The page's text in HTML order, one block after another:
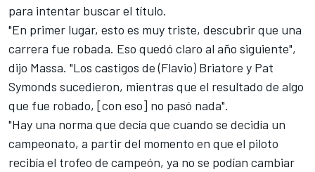
para intentar buscar el título.
"En primer lugar, esto es muy triste, descubrir que una
carrera fue robada. Eso quedó claro al año siguiente",
dijo Massa. "Los castigos de (Flavio) Briatore y Pat
Symonds sucedieron, mientras que el resultado de algo
que fue robado, [con eso] no pasó nada".
"Hay una norma que decía que cuando se decidía un
campeonato, a partir del momento en que el piloto
recibía el trofeo de campeón, ya no se podían cambiar